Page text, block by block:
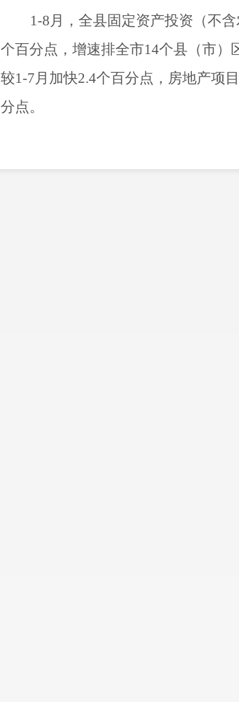
1-8月，全县固定资产投资（不
个百分点 ，增速排全市14个县（市）
较1-7月加快2.4个百分点， 房地产项
分点。